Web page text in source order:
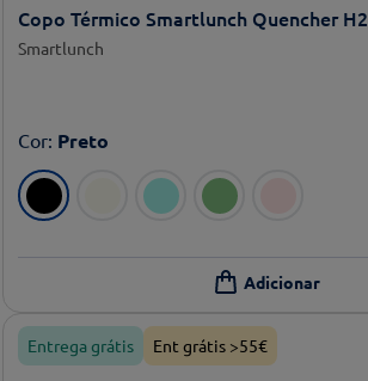
Copo Térmico Smartlunch
Smartlunch
Cor: Preto
Entrega grátis Ent grátis >55€